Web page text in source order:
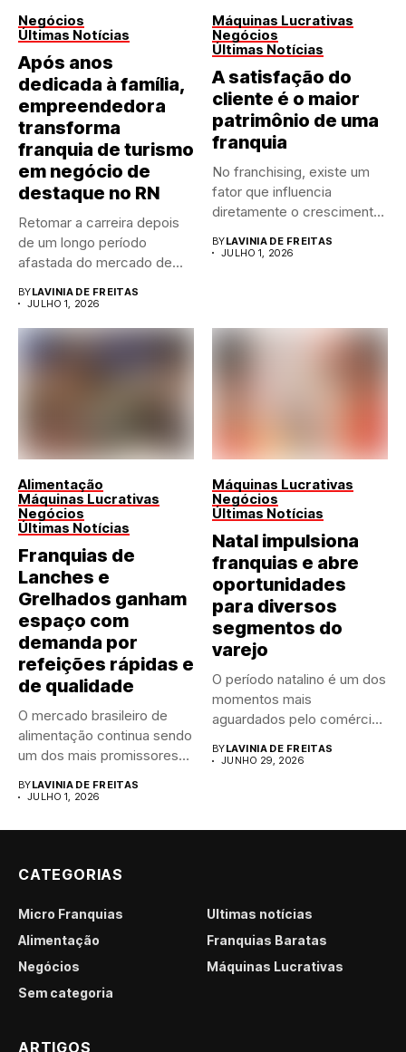
Negócios
Últimas Notícias
Após anos
dedicada à família,
empreendedora
transforma
franquia de turismo
em negócio de
destaque no RN
Retomar a carreira depois
de um longo período
afastada do mercado de...
BYLAVINIA DE FREITAS
JULHO 1, 2026
Máquinas Lucrativas
Negócios
Últimas Notícias
A satisfação do
cliente é o maior
patrimônio de uma
franquia
No franchising, existe um
fator que influencia
diretamente o crescimento
BYLAVINIA DE FREITAS
JULHO 1, 2026
Alimentação
Máquinas Lucrativas
Negócios
Últimas Notícias
Franquias de
Lanches e
Grelhados ganham
espaço com
demanda por
refeições rápidas e
de qualidade
O mercado brasileiro de
alimentação continua sendo
um dos mais promissores
BYLAVINIA DE FREITAS
JULHO 1, 2026
Máquinas Lucrativas
Negócios
Últimas Notícias
Natal impulsiona
franquias e abre
oportunidades
para diversos
segmentos do
varejo
O período natalino é um dos
momentos mais
aguardados pelo comércio
BYLAVINIA DE FREITAS
JUNHO 29, 2026
CATEGORIAS
Micro Franquias
Últimas notícias
Alimentação
Franquias Baratas
Negócios
Máquinas Lucrativas
Sem categoria
ARTIGOS